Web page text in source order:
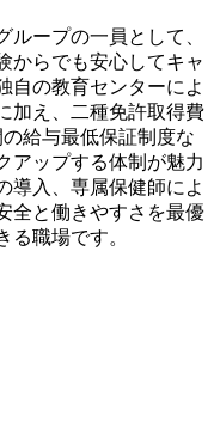
ープの一員として、
からでも安心してキャ
自の教育センターによ
加え、二種免許取得費
給与最低保証制度な
アップする体制が魅力
導入、専属保健師によ
全と働きやすさを最優
る職場です。